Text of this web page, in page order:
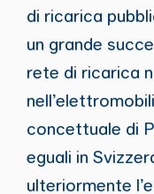
di ricarica
un grande
rete di ricarica
concettuale di
eguali in
ulteriormente